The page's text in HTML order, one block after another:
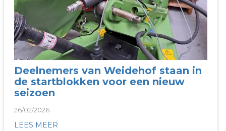
Deelnemers van Weidehof staan in
de startblokken voor een nieuw
seizoen
26/02/2026
LEES MEER